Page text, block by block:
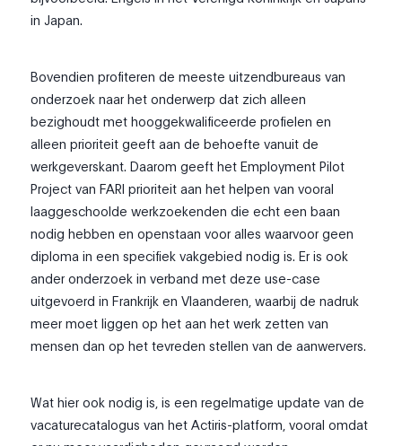
in Japan.
Bovendien profiteren de meeste uitzendbureaus van
onderzoek naar het onderwerp dat zich alleen
bezighoudt met hooggekwalificeerde profielen en
alleen prioriteit geeft aan de behoefte vanuit de
werkgeverskant. Daarom geeft het Employment Pilot
Project van FARI prioriteit aan het helpen van vooral
laaggeschoolde werkzoekenden die echt een baan
nodig hebben en openstaan voor alles waarvoor geen
diploma in een specifiek vakgebied nodig is. Er is ook
ander onderzoek in verband met deze use-case
uitgevoerd in Frankrijk en Vlaanderen, waarbij de nadruk
meer moet liggen op het aan het werk zetten van
mensen dan op het tevreden stellen van de aanwervers.
Wat hier ook nodig is, is een regelmatige update van de
vacaturecatalogus van het Actiris-platform, vooral omdat